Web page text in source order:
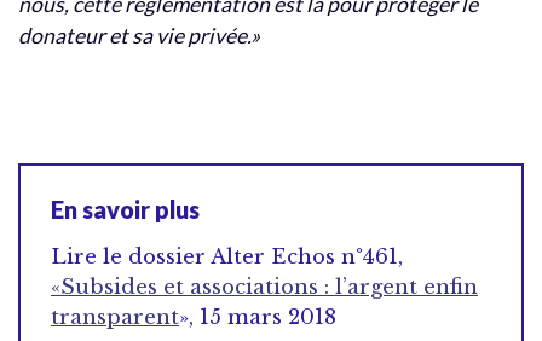
donateur et sa vie privée.»
En savoir plus
Lire le dossier Alter Echos n°461,
«Subsides et associations : l’argent enfin
transparent», 15 mars 2018